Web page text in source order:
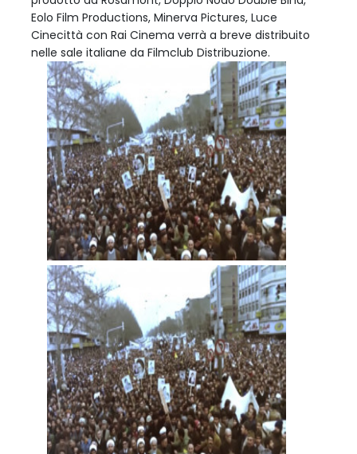
Eolo Film Productions, Minerva Pictures, Luce
Cinecittà con Rai Cinema verrà a breve distribuito
nelle sale italiane da Filmclub Distribuzione.